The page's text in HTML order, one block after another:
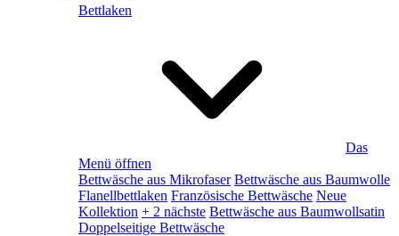
Bettlaken
Das
Menü öffnen
Bettwäsche aus Mikrofaser Bettwäsche aus Baumwolle
Flanellbettlaken Französische Bettwäsche Neue
Kollektion + 2 nächste Bettwäsche aus Baumwollsatin
Doppelseitige Bettwäsche